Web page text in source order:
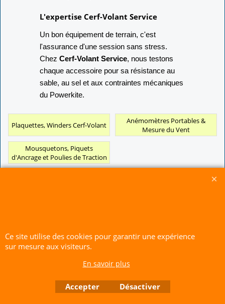
L'expertise Cerf-Volant Service
Un bon équipement de terrain, c'est
l'assurance d'une session sans stress.
Chez Cerf-Volant Service, nous testons
chaque accessoire pour sa résistance au
sable, au sel et aux contraintes mécaniques
du Powerkite.
Plaquettes, Winders Cerf-Volant
Anémomètres Portables &
Mesure du Vent
Mousquetons, Piquets
d'Ancrage et Poulies de Traction
Vente directe auprès de notre local uniquement sur rendez-vous
RCS A 401 633 383 Siret: 401 633 383 00047 TVA: FR 144 01 633 383 Code APE: 4765Z
Ce site utilise des cookies pour garantir une expérience
sur mesure aux visiteurs.
En savoir plus
Accepter Désactiver